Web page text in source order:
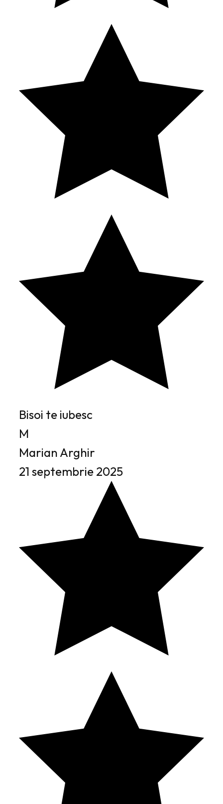
Bisoi te iubesc
M
Marian Arghir
21 septembrie 2025